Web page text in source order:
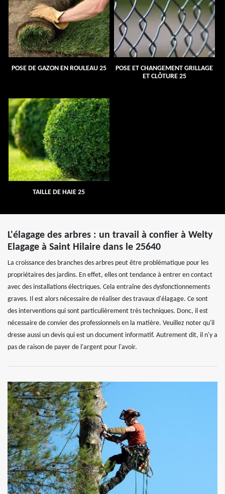
POSE DE GAZON EN ROULEAU 25
POSE ET CHANGEMENT GRILLAGE
ET CLÔTURE 25
TAILLE DE HAIE 25
L'élagage des arbres : un travail à confier à Welty
Elagage à Saint Hilaire dans le 25640
La croissance des branches des arbres peut être problématique pour les
propriétaires des jardins. En effet, elles ont tendance à entrer en contact
avec des installations électriques. Cela entraîne des dysfonctionnements
graves. Il est alors nécessaire de réaliser des travaux d'élagage. Ce sont
des interventions qui sont particulièrement très techniques. Donc, il est
nécessaire de convier des professionnels en la matière. Veuillez noter qu'il
dresse aussi un devis qui est un document informatif. Autrement dit, il n'y a
pas de raison de payer de l'argent pour l'avoir.